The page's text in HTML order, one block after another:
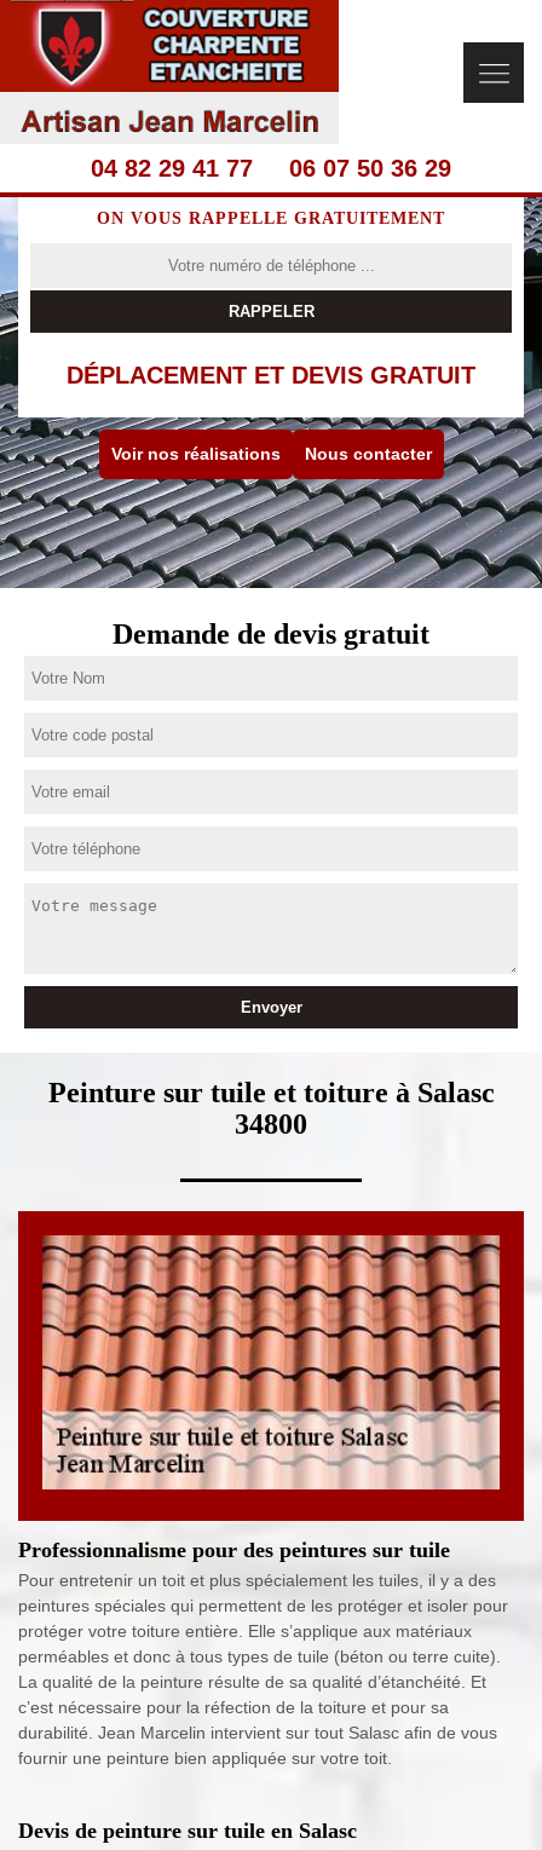
04 82 29 41 77 06 07 50 36 29
ON VOUS RAPPELLE GRATUITEMENT
DÉPLACEMENT ET DEVIS GRATUIT
Voir nos réalisations Nous contacter
Demande de devis gratuit
Peinture sur tuile et toiture à Salasc
34800
Professionnalisme pour des peintures sur tuile
Pour entretenir un toit et plus spécialement les tuiles, il y a des
peintures spéciales qui permettent de les protéger et isoler pour
protéger votre toiture entière. Elle s’applique aux matériaux
perméables et donc à tous types de tuile (béton ou terre cuite).
La qualité de la peinture résulte de sa qualité d’étanchéité. Et
c’est nécessaire pour la réfection de la toiture et pour sa
durabilité. Jean Marcelin intervient sur tout Salasc afin de vous
fournir une peinture bien appliquée sur votre toit.
Devis de peinture sur tuile en Salasc